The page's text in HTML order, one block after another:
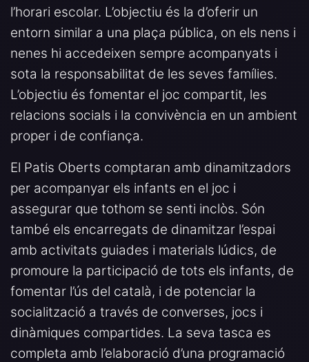
l’horari escolar. L’objectiu és la d’oferir un
entorn similar a una plaça pública, on els nens i
nenes hi accedeixen sempre acompanyats i
sota la responsabilitat de les seves famílies.
L’objectiu és fomentar el joc compartit, les
relacions socials i la convivència en un ambient
proper i de confiança.
El Patis Oberts comptaran amb dinamitzadors
per acompanyar els infants en el joc i
assegurar que tothom se senti inclòs. Són
també els encarregats de dinamitzar l’espai
amb activitats guiades i materials lúdics, de
promoure la participació de tots els infants, de
fomentar l’ús del català, i de potenciar la
socialització a través de converses, jocs i
dinàmiques compartides. La seva tasca es
completa amb l’elaboració d’una programació